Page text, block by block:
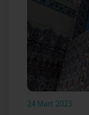
24 Mart 2023